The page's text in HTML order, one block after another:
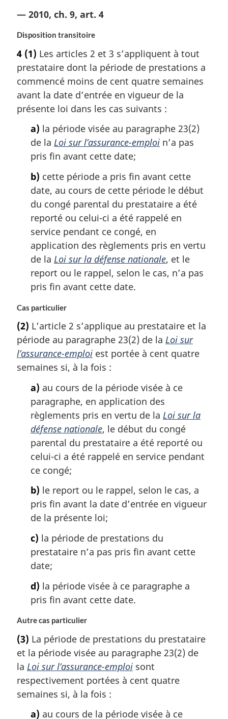
— 2010, ch. 9, art. 4
Disposition transitoire
4 (1) Les articles 2 et 3 s’appliquent à tout
prestataire dont la période de prestations a
commencé moins de cent quatre semaines
avant la date d’entrée en vigueur de la
présente loi dans les cas suivants :
a) la période visée au paragraphe 23(2)
de la Loi sur l’assurance-emploi n’a pas
pris fin avant cette date;
b) cette période a pris fin avant cette
date, au cours de cette période le début
du congé parental du prestataire a été
reporté ou celui-ci a été rappelé en
service pendant ce congé, en
application des règlements pris en vertu
de la Loi sur la défense nationale, et le
report ou le rappel, selon le cas, n’a pas
pris fin avant cette date.
Cas particulier
(2) L’article 2 s’applique au prestataire et la
période au paragraphe 23(2) de la Loi sur
l’assurance-emploi est portée à cent quatre
semaines si, à la fois :
a) au cours de la période visée à ce
paragraphe, en application des
règlements pris en vertu de la Loi sur la
défense nationale, le début du congé
parental du prestataire a été reporté ou
celui-ci a été rappelé en service pendant
ce congé;
b) le report ou le rappel, selon le cas, a
pris fin avant la date d’entrée en vigueur
de la présente loi;
c) la période de prestations du
prestataire n’a pas pris fin avant cette
date;
d) la période visée à ce paragraphe a
pris fin avant cette date.
Autre cas particulier
(3) La période de prestations du prestataire
et la période visée au paragraphe 23(2) de
la Loi sur l’assurance-emploi sont
respectivement portées à cent quatre
semaines si, à la fois :
a) au cours de la période visée à ce